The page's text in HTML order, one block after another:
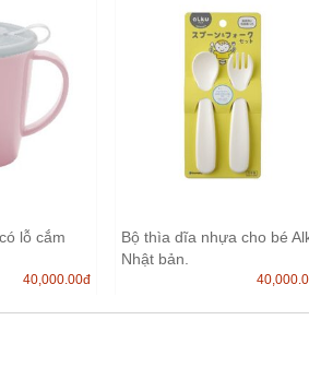
lỗ cắm
40,000.00đ
Bộ thìa dĩa nhựa cho bé
Nhật bản.